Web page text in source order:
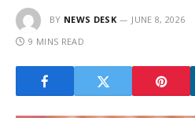
BY NEWS DESK JUNE 8, 2026
9 MINS READ